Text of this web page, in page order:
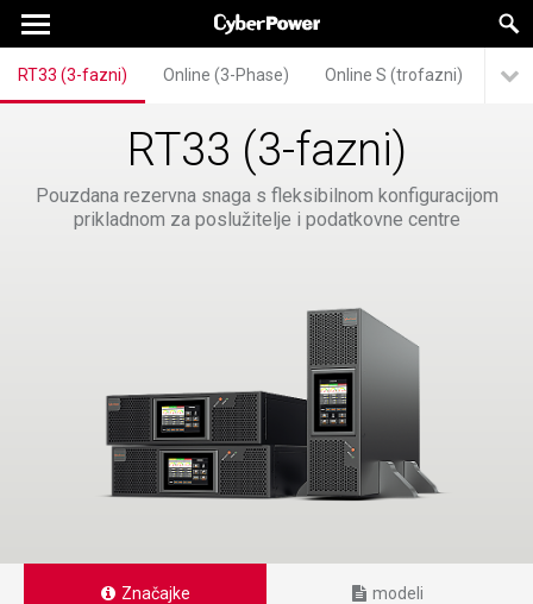
RT33 (3-fazni) Online (3-Phase) Online S (trofazni)
RT33 (3-fazni)
Pouzdana rezervna snaga s fleksibilnom konfiguracijom
prikladnom za poslužitelje i podatkovne centre
Značajke modeli